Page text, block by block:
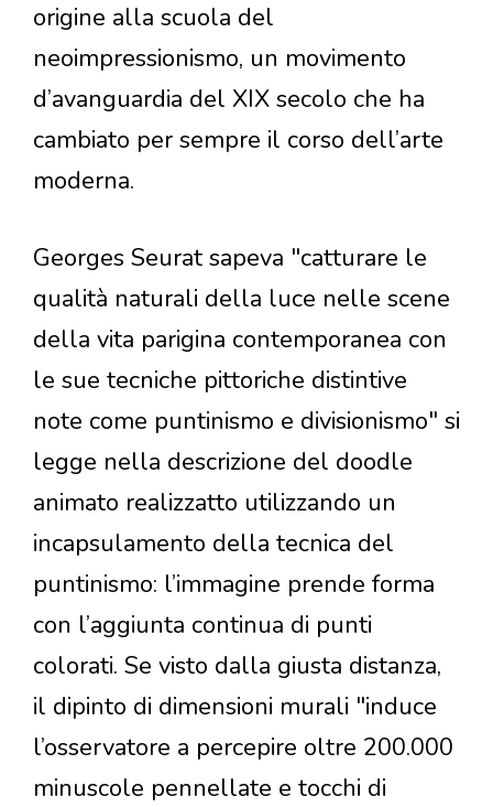
origine alla scuola del
neoimpressionismo, un movimento
d’avanguardia del XIX secolo che ha
cambiato per sempre il corso dell’arte
moderna.
Georges Seurat sapeva "catturare le
qualità naturali della luce nelle scene
della vita parigina contemporanea con
le sue tecniche pittoriche distintive
note come puntinismo e divisionismo" si
legge nella descrizione del doodle
animato realizzatto utilizzando un
incapsulamento della tecnica del
puntinismo: l’immagine prende forma
con l’aggiunta continua di punti
colorati. Se visto dalla giusta distanza,
il dipinto di dimensioni murali "induce
l’osservatore a percepire oltre 200.000
minuscole pennellate e tocchi di